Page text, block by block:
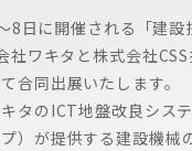
8日に開催される「建設
社ワキタと株式会社
合同出展いたします。
タのICT地盤改良シス
プ）が提供する建設機械